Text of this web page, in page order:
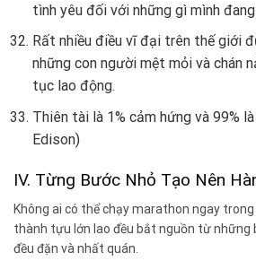
tình yêu đối với những gì mình
Rất nhiều điều vĩ đại trên thế giới
những con người mệt mỏi và chán
tục lao động.
Thiên tài là 1% cảm hứng và 99%
Edison)
IV. Từng Bước Nhỏ Tạo Nên
Không ai có thể chạy marathon ngay
thành tựu lớn lao đều bắt nguồn từ những
đều đặn và nhất quán.